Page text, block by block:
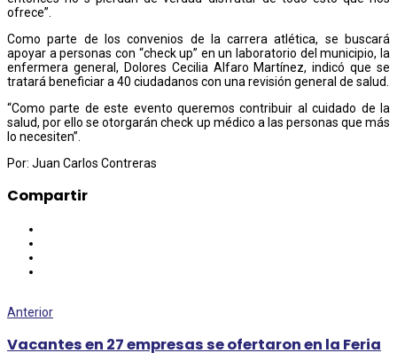
ofrece”.
Como parte de los convenios de la carrera atlética, se buscará
apoyar a personas con “check up” en un laboratorio del municipio, la
enfermera general, Dolores Cecilia Alfaro Martínez, indicó que se
tratará beneficiar a 40 ciudadanos con una revisión general de salud.
“Como parte de este evento queremos contribuir al cuidado de la
salud, por ello se otorgarán check up médico a las personas que más
lo necesiten”.
Por: Juan Carlos Contreras
Compartir
Anterior
Vacantes en 27 empresas se ofertaron en la Feria